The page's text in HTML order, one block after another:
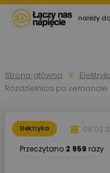
należy do
Strona główna
Rozdzielnica po remoncie
Elektryka
Przeczytano 2 959 razy